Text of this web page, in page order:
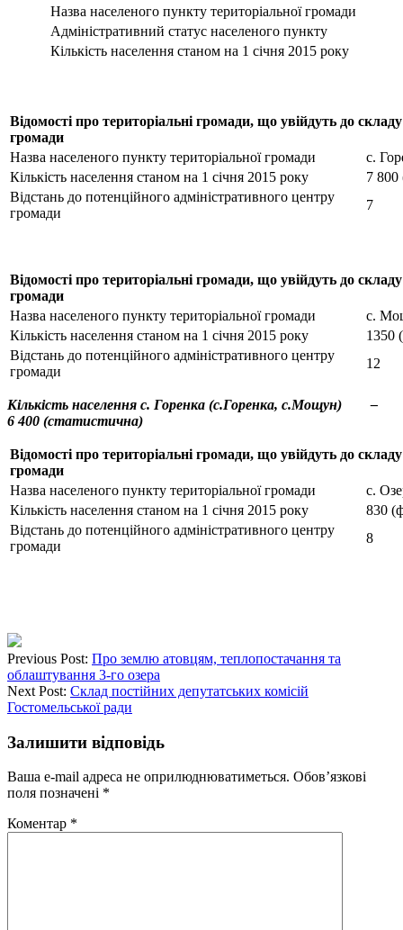
Назва населеного пункту територіальної громади
Адміністративний статус населеного пункту
Кількість населення станом на 1 січня 2015 року
Відомості про територіальні громади, що увійдуть до
громади
Назва населеного пункту територіальної громади
с.
Кількість населення станом на 1 січня 2015 року
7 800
Відстань до потенційного адміністративного центру
громади
7
Відомості про територіальні громади, що увійдуть до
громади
Назва населеного пункту територіальної громади
с.
Кількість населення станом на 1 січня 2015 року
1350
Відстань до потенційного адміністративного центру
громади
12
Кількість населення с. Горенка (с.Горенка, с.Мощун) –
6 400 (статистична)
Відомості про територіальні громади, що увійдуть до
громади
Назва населеного пункту територіальної громади
с.
Кількість населення станом на 1 січня 2015 року
830
Відстань до потенційного адміністративного центру
громади
8
Previous Post: Про землю атовцям, теплопостачання та
облаштування 3-го озера
Next Post: Склад постійних депутатських комісій
Гостомельської ради
Залишити відповідь
Ваша e-mail адреса не оприлюднюватиметься. Обов’язкові
поля позначені *
Коментар *